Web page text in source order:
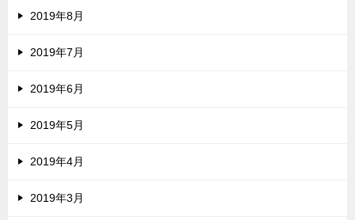
2019年8月
2019年7月
2019年6月
2019年5月
2019年4月
2019年3月